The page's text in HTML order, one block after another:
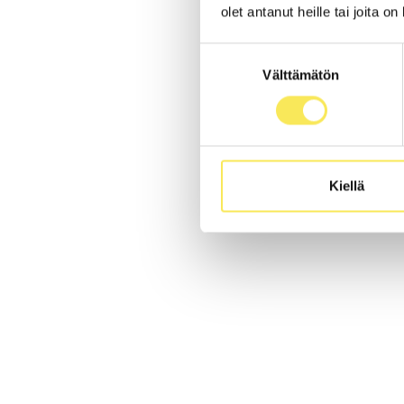
olet antanut heille tai joita
Välttämätön
Kiellä